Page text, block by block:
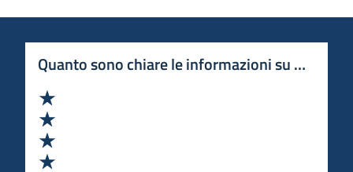
Quanto sono chiare le informazioni su questa